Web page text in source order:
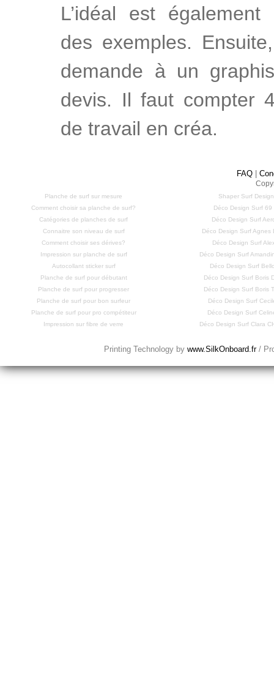
L’idéal est
des exemples.
demande à un
devis. Il faut compter
de travail en créa.
FAQ |
Planche de surf sur mesure
Comment choisir sa planche de surf?
Catégories de planches de surf
Connaitre son niveau de surf
Comment choisir ses dérives?
Impression sur planche de surf
Autocollant sticker surf
Planche de surf pour débutant
Planche de surf pour progresser
Planche de surf pour bon surfeur
Planche de surf pour pro compétiteur
Impression sur fibre de verre
Shaper Surf
Déco Design Surf 69
Déco Design Surf
Déco Design Surf Agnes
Déco Design Surf
Déco Design Surf
Déco Design Surf
Déco Design Surf Boris
Déco Design Surf Boris
Déco Design Surf
Déco Design Surf
Déco Design Surf Clara
Printing Technology bywww.SilkOnboard.fr /